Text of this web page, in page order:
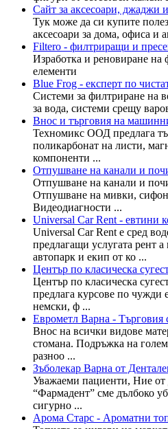
Сайт за аксесоари, джаджи
Тук може да си купите
аксесоари за дома, офиса и
Filtero - филтриращи и
Изработка и реновиране
елементи
Blue Frog - експерт по
Системи за филтриране на
за вода, системи срещу
Внос и търговия на
Техномикс ООД предлага
поликарбонат на листи,
компоненти ...
Отпушване на канали и
Отпушване на канали и
Отпушване на мивки,
Видеодиагности ...
Universal Car Rent - евтини
Universal Car Rent е сред
предлагащи услугата рент
автопарк и екип от ко ...
Център по класическа
Център по класическа
предлага курсове по чужди
немски, ф ...
Еврометл Варна - Търговия
Внос на всички видове
стомана. Подръжка на
разноо ...
Зъболекар Варна от
Уважаеми пациенти, Ние от
“Фармадент” сме дълбоко
сигурно ...
Арома Старс - Ароматни